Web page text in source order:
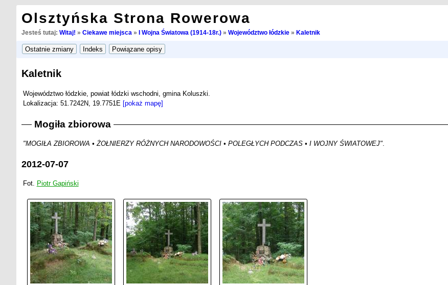
Olsztyńska Strona Rowerowa
Jesteś tutaj: Witaj! » Ciekawe miejsca » I Wojna Światowa (1914-18r.)» Województwo łódzkie» Kaletnik
Kaletnik
Województwo łódzkie, powiat łódzki wschodni, gmina Koluszki.
Lokalizacja: 51.7242N, 19.7751E [pokaż mapę]
Mogiła zbiorowa
"MOGIŁA ZBIOROWA • ŻOŁNIERZY RÓŻNYCH NARODOWOŚCI • POLEGŁYCH PODCZAS • I WOJNY ŚWIATOWEJ".
2012-07-07
Fot. Piotr Gapiński